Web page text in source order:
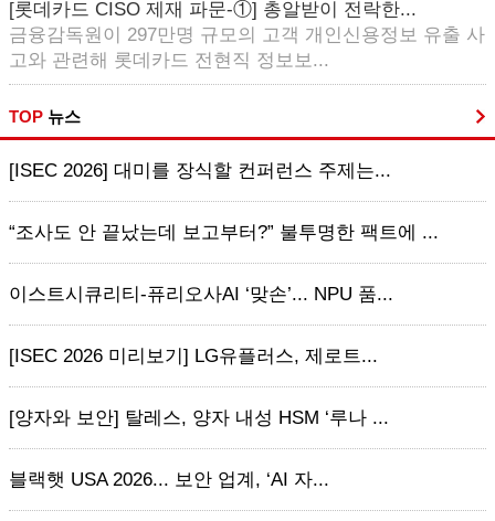
[롯데카드 CISO 제재 파문-①] 총알받이 전락한...
금융감독원이 297만명 규모의 고객 개인신용정보 유출 사
고와 관련해 롯데카드 전현직 정보보...
TOP 뉴스
[ISEC 2026] 대미를 장식할 컨퍼런스 주제는...
“조사도 안 끝났는데 보고부터?” 불투명한 팩트에 ...
이스트시큐리티-퓨리오사AI ‘맞손’... NPU 품...
[ISEC 2026 미리보기] LG유플러스, 제로트...
[양자와 보안] 탈레스, 양자 내성 HSM ‘루나 ...
블랙햇 USA 2026... 보안 업계, ‘AI 자...